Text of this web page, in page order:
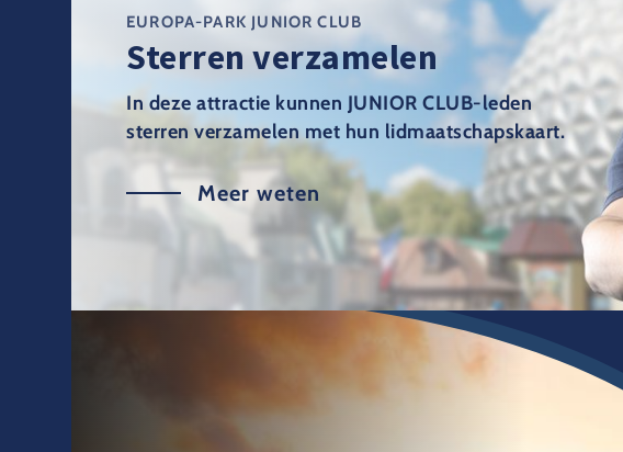
EUROPA-PARK JUNIOR CLUB
Sterren verzamelen
In deze attractie kunnen JUNIOR CLUB-leden
sterren verzamelen met hun lidmaatschapskaart.
Meer weten